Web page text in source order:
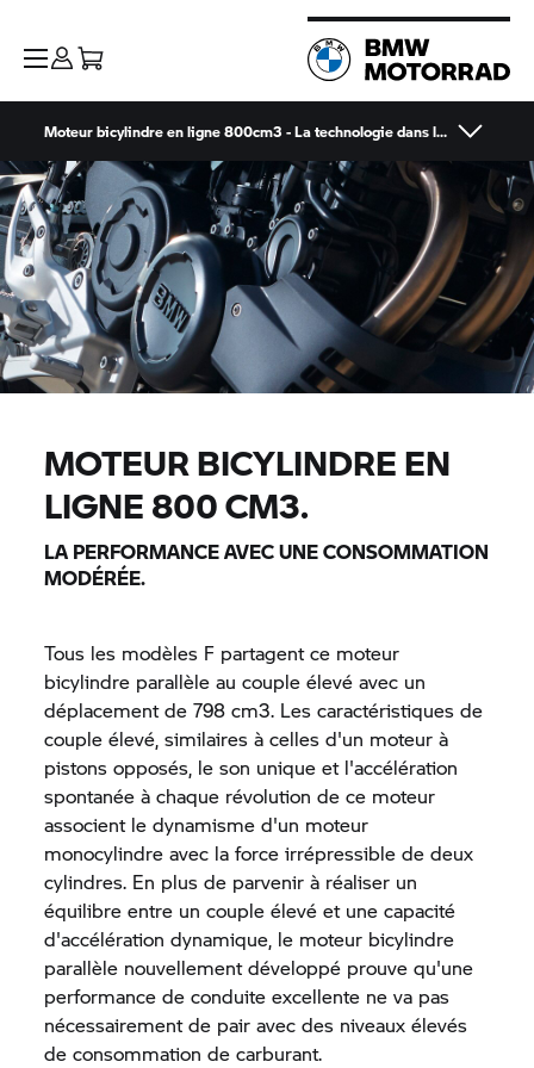
Moteur bicylindre en ligne 800cm3 - La technologie dans le détail
MOTEUR BICYLINDRE EN
LIGNE 800 CM3.
LA PERFORMANCE AVEC UNE CONSOMMATION
MODÉRÉE.
Tous les modèles F partagent ce moteur
bicylindre parallèle au couple élevé avec un
déplacement de 798 cm3. Les caractéristiques de
couple élevé, similaires à celles d'un moteur à
pistons opposés, le son unique et l'accélération
spontanée à chaque révolution de ce moteur
associent le dynamisme d'un moteur
monocylindre avec la force irrépressible de deux
cylindres. En plus de parvenir à réaliser un
équilibre entre un couple élevé et une capacité
d'accélération dynamique, le moteur bicylindre
parallèle nouvellement développé prouve qu'une
performance de conduite excellente ne va pas
nécessairement de pair avec des niveaux élevés
de consommation de carburant.